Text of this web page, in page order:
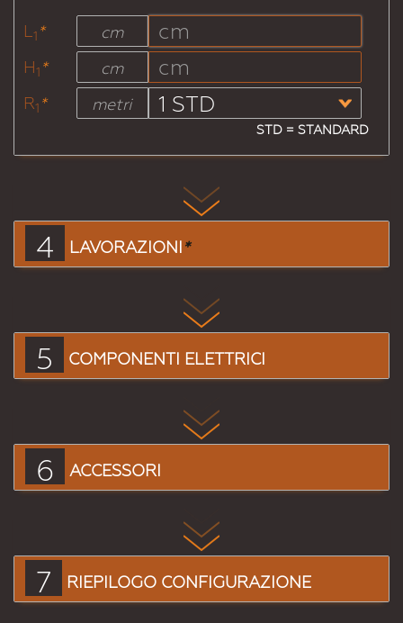
L 1 *
cm
H1 *
cm
R1 * metri
STD = STANDARD
4 LAVORAZIONI*
5 COMPONENTI ELETTRICI
6 ACCESSORI
7 RIEPILOGO CONFIGURAZIONE